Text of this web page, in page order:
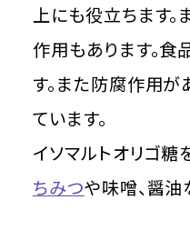
上にも役立ちます
作用もあります。
す。また防腐作用
ています。
イソマルトオリゴ糖
ちみつや味噌、醤油